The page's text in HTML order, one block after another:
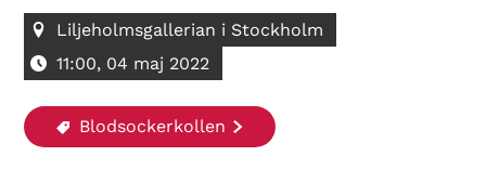
Liljeholmsgallerian i Stockholm
11:00, 04 maj 2022
Blodsockerkollen